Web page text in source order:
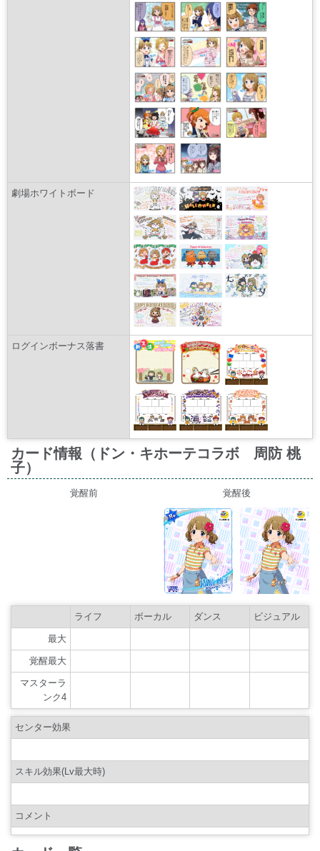
劇場ホワイトボード
ログインボーナス落書
カード情報（ドン・キホーテコラボ 周防 桃
子）
覚醒前 覚醒後
ライフ ボーカル ダンス ビジュアル
最大
覚醒最大
マスターラ
ンク4
センター効果
スキル効果(Lv最大時)
コメント